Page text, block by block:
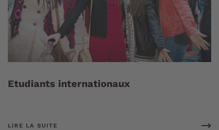
Etudiants internationaux
LIRE LA SUITE